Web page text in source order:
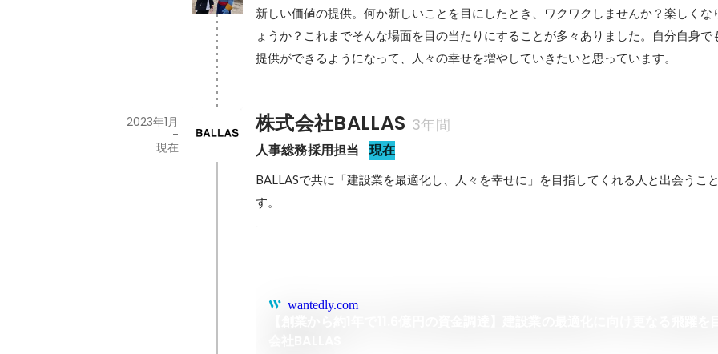
新しい価値の提供。何か新しいことを目にしたとき、ワクワクしませんか？楽しくな
ょうか？これまでそんな場面を目の当たりにすることが多々ありました。自分自身で
提供ができるようになって、人々の幸せを増やしていきたいと思っています。
株式会社BALLAS 3年間
人事総務採用担当 現在
2023年1月
-
現在
BALLASで共に「建設業を最適化し、人々を幸せに」を目指してくれる人と出会うこ
す。
wantedly.com